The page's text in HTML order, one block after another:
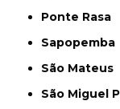
Ponte Rasa
Sapopemba
São Mateus
São Miguel